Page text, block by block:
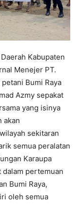
Kabupaten
Menejer PT.
Bumi Raya
Azmy sepakat
yang isinya
akan
sekitaran
semua peralatan
Karaupa
pertemuan
Bumi Raya,
oleh semua